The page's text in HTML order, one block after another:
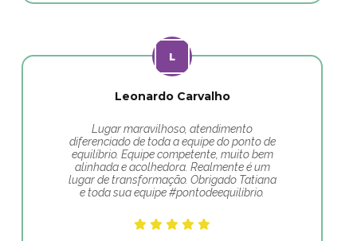
Leonardo Carvalho
Lugar maravilhoso, atendimento
diferenciado de toda a equipe do ponto de
equilíbrio. Equipe competente, muito bem
alinhada e acolhedora. Realmente é um
lugar de transformação. Obrigado Tatiana
e toda sua equipe #pontodeequilibrio.